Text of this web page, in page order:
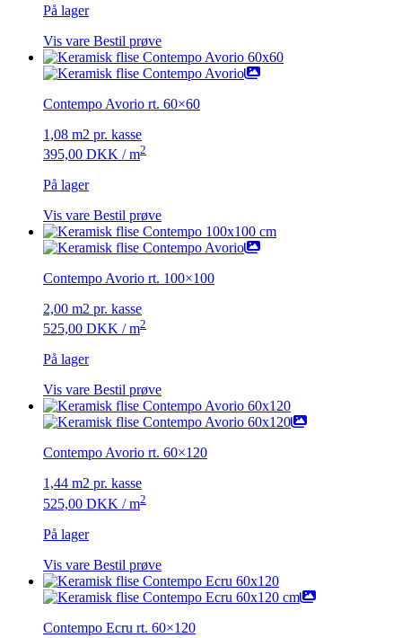
På lager
Vis vare Bestil prøve
Contempo Avorio rt. 60×60
1,08 m2 pr. kasse
395,00 DKK / m2
På lager
Vis vare Bestil prøve
Contempo Avorio rt. 100×100
2,00 m2 pr. kasse
525,00 DKK / m2
På lager
Vis vare Bestil prøve
Contempo Avorio rt. 60×120
1,44 m2 pr. kasse
525,00 DKK / m2
På lager
Vis vare Bestil prøve
Contempo Ecru rt. 60×120